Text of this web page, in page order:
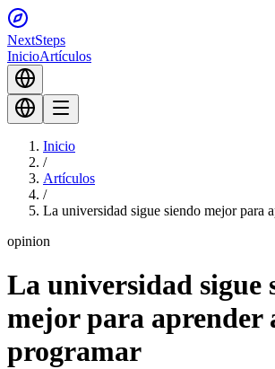
NextSteps
InicioArtículos
Inicio
/
Artículos
/
La universidad sigue siendo mejor para
opinion
La universidad sigue
mejor para aprender
programar